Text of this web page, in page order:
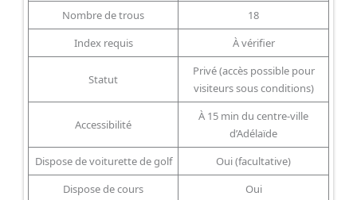
Nombre de trous
18
Index requis
À vérifier
Statut
Privé (accès possible pour
visiteurs sous conditions)
Accessibilité
À 15 min du centre-ville
d’Adélaïde
Dispose de voiturette de golf
Oui (facultative)
Dispose de cours
Oui